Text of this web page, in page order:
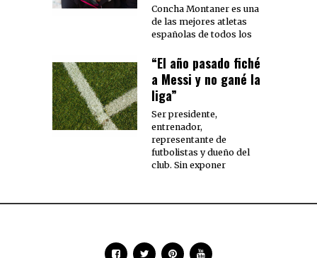
Concha Montaner es una
de las mejores atletas
españolas de todos los
“El año pasado fiché
a Messi y no gané la
liga”
Ser presidente,
entrenador,
representante de
futbolistas y dueño del
club. Sin exponer